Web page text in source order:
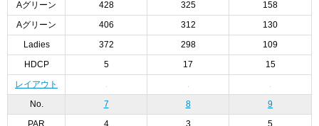
Aグリーン 428 325 158
Aグリーン 406 312 130
Ladies 372 298 109
HDCP 5 17 15
レイアウト
No. 7 8 9
PAR 4 3 5